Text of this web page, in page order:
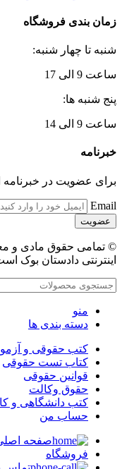
زمان بندی فروشگاه
شنبه تا چهار شنبه:
ساعت 9 الی 17
پنج شنبه ها:
ساعت 9 الی 14
خبرنامه
برای عضویت در خبرنامه
Email
© تمامی حقوق مادی و
اینترنتی دادستان بوک
منو
دسته بندی ها
کتب حقوقی و
کتاب تست حقوقی
قوانین حقوقی
حقوق وکالت
کتب دانشگاهی و
حساب من
صفحه
فروشگاه